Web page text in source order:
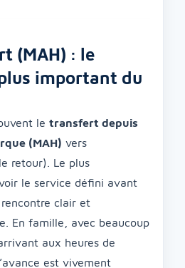
(MAH) : le
important du
le transfert depuis
(MAH) vers
retour). Le plus
le service défini avant
clair et
En famille, avec beaucoup
aux heures de
est vivement